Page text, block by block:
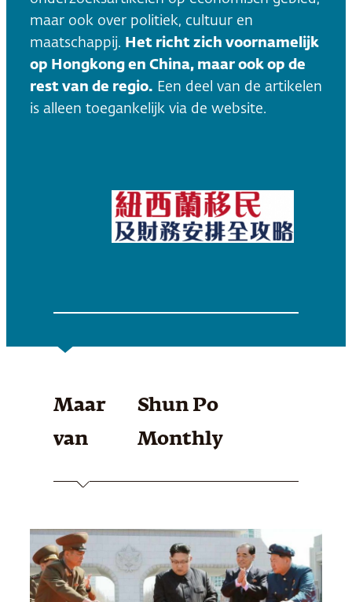
maar ook over politiek, cultuur en
maatschappij. Het richt zich voornamelijk
op Hongkong en China, maar ook op de
rest van de regio. Een deel van de artikelen
is alleen toegankelijk via de website.
Maar
van
Shun Po
Monthly